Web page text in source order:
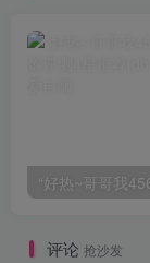
评论 抢沙发